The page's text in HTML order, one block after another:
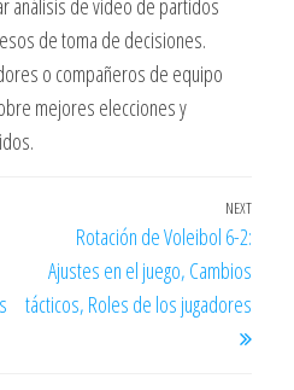
análisis de video de partidos
de toma de decisiones.
o compañeros de equipo
mejores elecciones y
Next
NEXT
Rotación de Voleibol 6-2:
Ajustes en el juego, Cambios
tácticos, Roles de los jugadores